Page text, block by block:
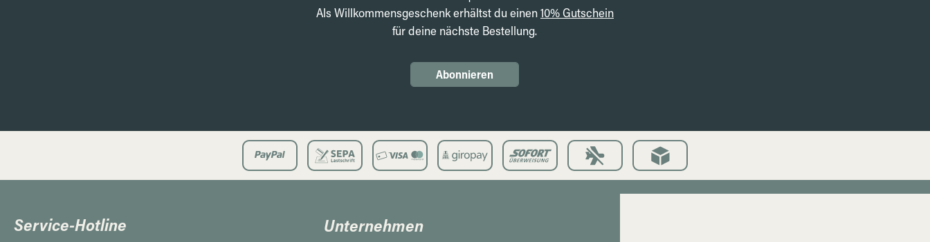
Als Willkommensgeschenk erhältst du einen10% Gutschein
für deine nächste Bestellung.
Abonnieren
Service-Hotline Unternehmen